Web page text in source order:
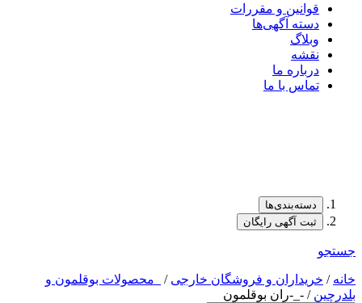
قوانین و مقررات
دسته آگهی‌ها
وبلاگ
نقشه
درباره ما
تماس با ما
دسته‌بندی‌ها
ثبت آگهی رایگان
جستجو
خانه / خریداران و فروشگان خارجی /
_محصولات بوقلمون و
بلدرچین / -_-ران بوقلمون